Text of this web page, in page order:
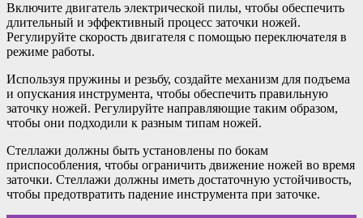
Включите двигатель электрической пилы, чтобы обеспечить
длительный и эффективный процесс заточки ножей.
Регулируйте скорость двигателя с помощью переключателя в
режиме работы.
Используя пружины и резьбу, создайте механизм для подъема
и опускания инструмента, чтобы обеспечить правильную
заточку ножей. Регулируйте направляющие таким образом,
чтобы они подходили к разным типам ножей.
Стеллажи должны быть установлены по бокам
приспособления, чтобы ограничить движение ножей во время
заточки. Стеллажи должны иметь достаточную устойчивость,
чтобы предотвратить падение инструмента при заточке.